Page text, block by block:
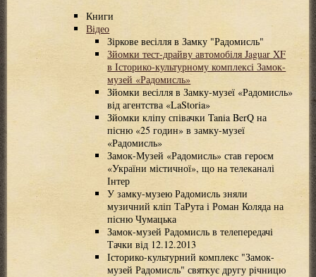
Книги
Відео
Зіркове весілля в Замку "Радомисль"
Зйомки тест-драйву автомобіля Jaguar XF
в Історико-культурному комплексі Замок-
музей «Радомисль»
Зйомки весілля в Замку-музеї «Радомисль»
від агентства «LaStoria»
Зйомки кліпу співачки Tania BerQ на
пісню «25 годин» в замку-музеї
«Радомисль»
Замок-Музей «Радомисль» став героєм
«України містичної», що на телеканалі
Інтер
У замку-музею Радомисль зняли
музичний кліп ТаРута і Роман Коляда на
пісню Чумацька
Замок-музей Радомисль в телепередачі
Тачки від 12.12.2013
Історико-культурний комплекс "Замок-
музей Радомисль" святкує другу річницю